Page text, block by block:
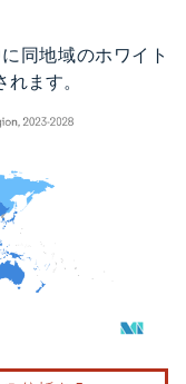
同地域のホワイト
ます。
の表示が必要です。